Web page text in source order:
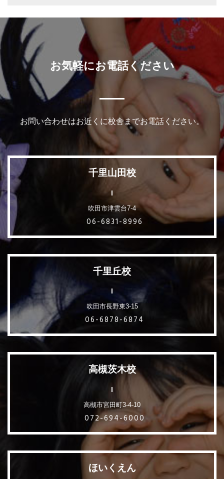
お気軽にお電話ください
お問い合わせはお近くに校舎までお電話ください。
千里山田校
吹田市津雲台7-4
06-6831-8996
千里丘校
吹田市長野東3-15
06-6878-6874
高槻茨木校
高槻市宮田町3-4-10
072-694-6000
ほいくえん